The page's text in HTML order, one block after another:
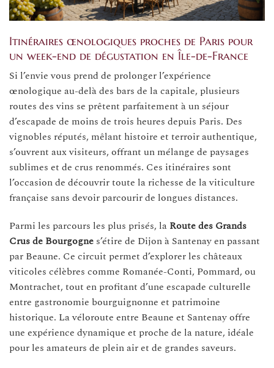
Itinéraires œnologiques proches de Paris pour
un week-end de dégustation en Île-de-France
Si l’envie vous prend de prolonger l’expérience
œnologique au-delà des bars de la capitale, plusieurs
routes des vins se prêtent parfaitement à un séjour
d’escapade de moins de trois heures depuis Paris. Des
vignobles réputés, mêlant histoire et terroir authentique,
s’ouvrent aux visiteurs, offrant un mélange de paysages
sublimes et de crus renommés. Ces itinéraires sont
l’occasion de découvrir toute la richesse de la viticulture
française sans devoir parcourir de longues distances.
Parmi les parcours les plus prisés, la Route des Grands
Crus de Bourgogne s’étire de Dijon à Santenay en passant
par Beaune. Ce circuit permet d’explorer les châteaux
viticoles célèbres comme Romanée-Conti, Pommard, ou
Montrachet, tout en profitant d’une escapade culturelle
entre gastronomie bourguignonne et patrimoine
historique. La véloroute entre Beaune et Santenay offre
une expérience dynamique et proche de la nature, idéale
pour les amateurs de plein air et de grandes saveurs.